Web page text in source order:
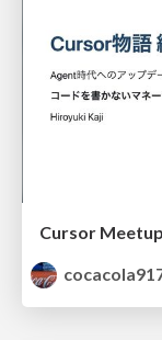
Cursor